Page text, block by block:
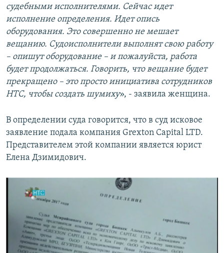
судебными исполнителями. Сейчас идет
исполнение определения. Идет опись
оборудования. Это совершенно не мешает
вещанию. Судоисполнители выполнят свою работу
– опишут оборудование – и пожалуйста, работа
будет продолжаться. Говорить, что вещание будет
прекращено – это просто инициатива сотрудников
НТС, чтобы создать шумиху», - заявила женщина.
В определении суда говорится, что в суд исковое
заявление подала компания Grexton Capital LTD.
Представителем этой компании является юрист
Елена Дзимидович.